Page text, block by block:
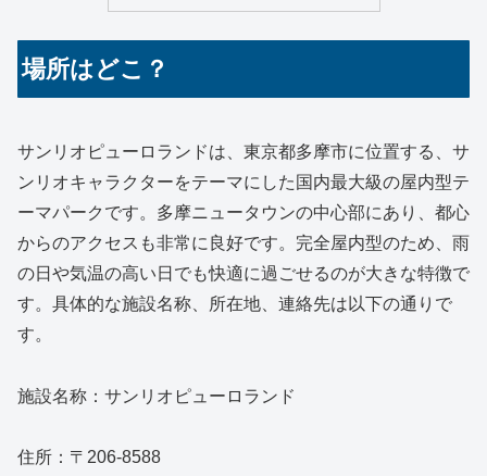
場所はどこ？
サンリオピューロランドは、東京都多摩市に位置する、サ
ンリオキャラクターをテーマにした国内最大級の屋内型テ
ーマパークです。多摩ニュータウンの中心部にあり、都心
からのアクセスも非常に良好です。完全屋内型のため、雨
の日や気温の高い日でも快適に過ごせるのが大きな特徴で
す。具体的な施設名称、所在地、連絡先は以下の通りで
す。
施設名称：サンリオピューロランド
住所：〒206-8588